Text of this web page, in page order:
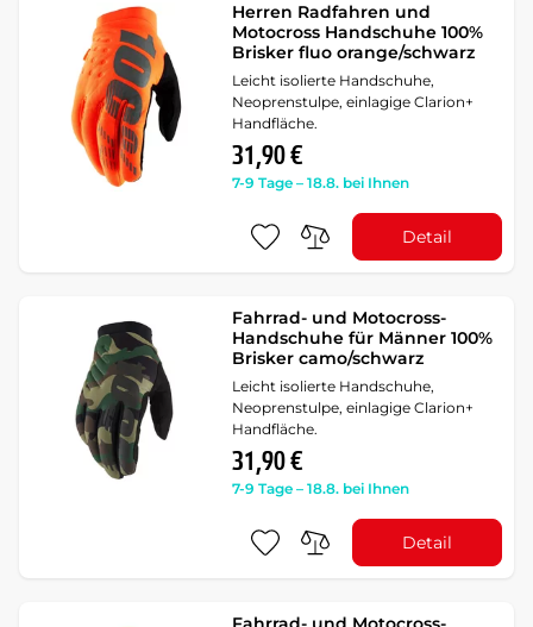
Herren Radfahren und
Motocross Handschuhe 100%
Brisker fluo orange/schwarz
Leicht isolierte Handschuhe,
Neoprenstulpe, einlagige Clarion+
Handfläche.
31,90 €
7-9 Tage – 18.8. bei Ihnen
Detail
Fahrrad- und Motocross-
Handschuhe für Männer 100%
Brisker camo/schwarz
Leicht isolierte Handschuhe,
Neoprenstulpe, einlagige Clarion+
Handfläche.
31,90 €
7-9 Tage – 18.8. bei Ihnen
Detail